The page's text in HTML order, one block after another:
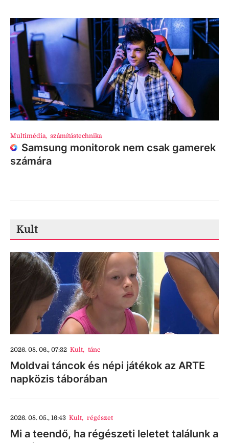
Multimédia, számítástechnika
Samsung monitorok nem csak gamerek
számára
Kult
2026. 08. 06., 07:32 Kult, tánc
Moldvai táncok és népi játékok az ARTE
napközis táborában
2026. 08. 05., 16:43 Kult, régészet
Mi a teendő, ha régészeti leletet találunk a